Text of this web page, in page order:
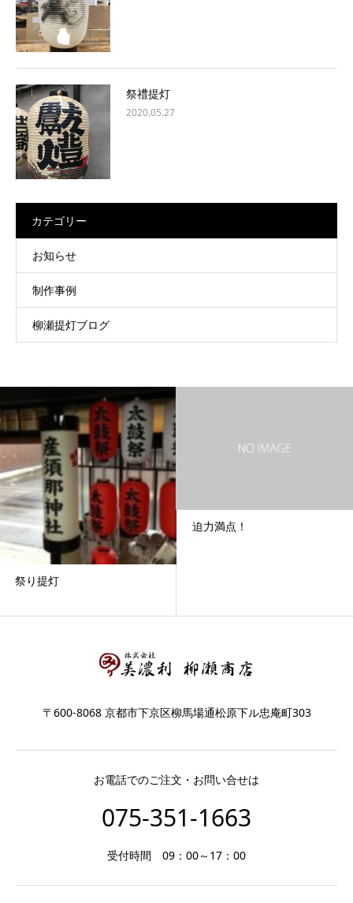
祭禮提灯
2020.05.27
カテゴリー
お知らせ
制作事例
柳瀬提灯ブログ
祭り提灯
迫力満点！
〒600-8068 京都市下京区柳馬場通松原下ル忠庵町303
お電話でのご注文・お問い合せは
075-351-1663
受付時間 09：00～17：00